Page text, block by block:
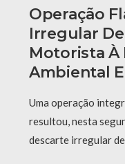
Operação
Irregular
Motorista À
Ambiental
Uma operação
resultou, nesta
descarte irregular de